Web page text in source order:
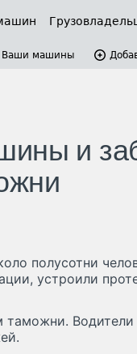
Ваши машины
и
полусотни
устроили
таможни. Водители